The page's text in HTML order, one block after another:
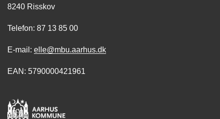
8240 Risskov
Telefon: 87 13 85 00
E-mail: elle@mbu.aarhus.dk
EAN: 5790000421961